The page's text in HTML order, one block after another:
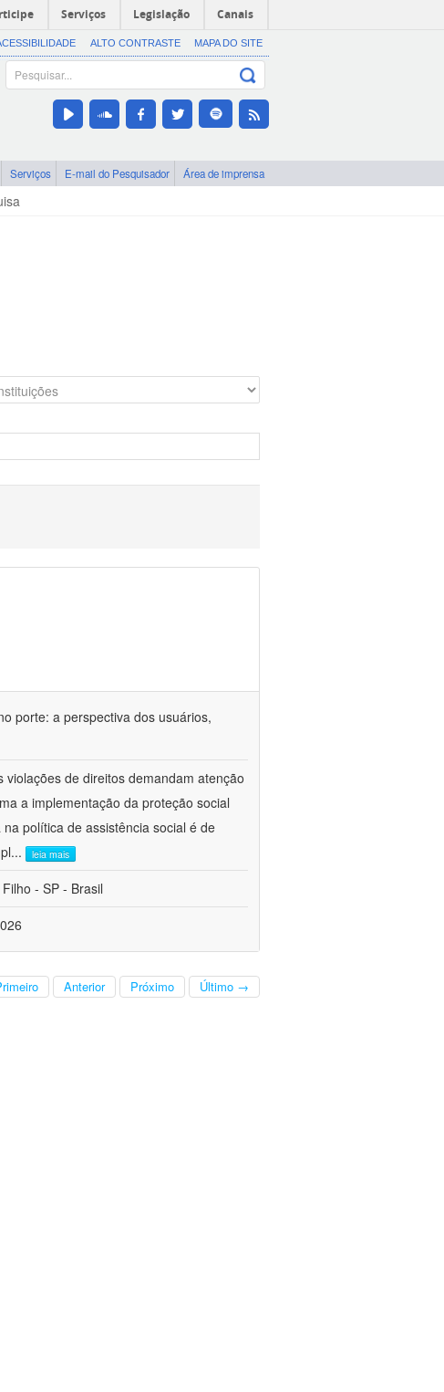
Serviços Legislação Canais
ALTO CONTRASTE MAPA DO SITE
Serviços E-mail do Pesquisador Área de imprensa
porte: a perspectiva dos usuários,
de direitos demandam atenção
a implementação da proteção social
política de assistência social é de
... leia mais
- SP - Brasil
Anterior Próximo Último →